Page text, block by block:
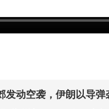
发动空袭，伊朗以导